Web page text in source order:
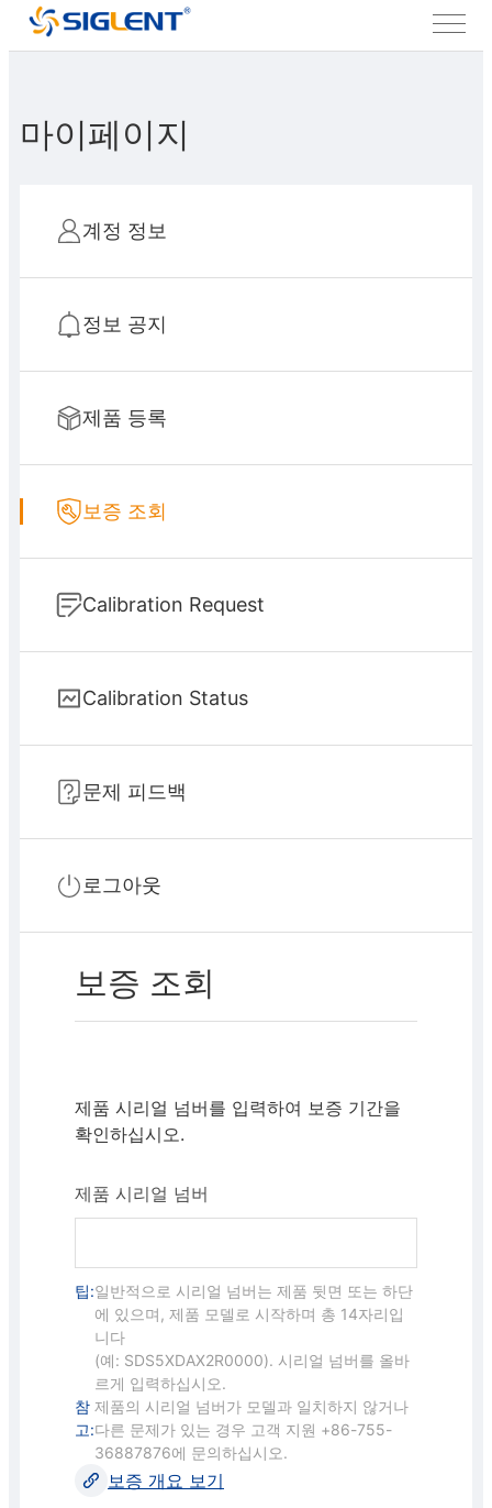
마이페이지
계정 정보
정보 공지
제품 등록
보증 조회
Calibration Request
Calibration Status
문제 피드백
로그아웃
보증 조회
제품 시리얼 넘버를 입력하여 보증 기간을
확인하십시오.
제품 시리얼 넘버
팁:일반적으로 시리얼 넘버는 제품 뒷면 또는 하단
에 있으며, 제품 모델로 시작하며 총 14자리입
니다
(예: SDS5XDAX2R0000). 시리얼 넘버를 올바
르게 입력하십시오.
참
고:
제품의 시리얼 넘버가 모델과 일치하지 않거나
다른 문제가 있는 경우 고객 지원 +86-755-
36887876에 문의하십시오.
보증 개요 보기